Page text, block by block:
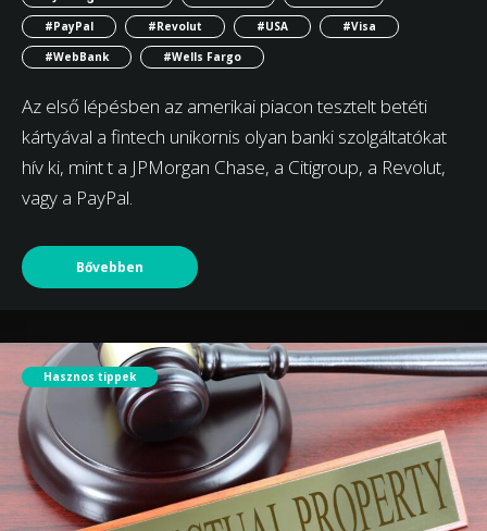
#PayPal
#Revolut #USA
#Visa
#WebBank
#Wells Fargo
Az első lépésben az amerikai piacon tesztelt betéti
kártyával a fintech unikornis olyan banki szolgáltatókat
hív ki, mint t a JPMorgan Chase, a Citigroup, a Revolut,
vagy a PayPal.
Bővebben
Hasznos tippek